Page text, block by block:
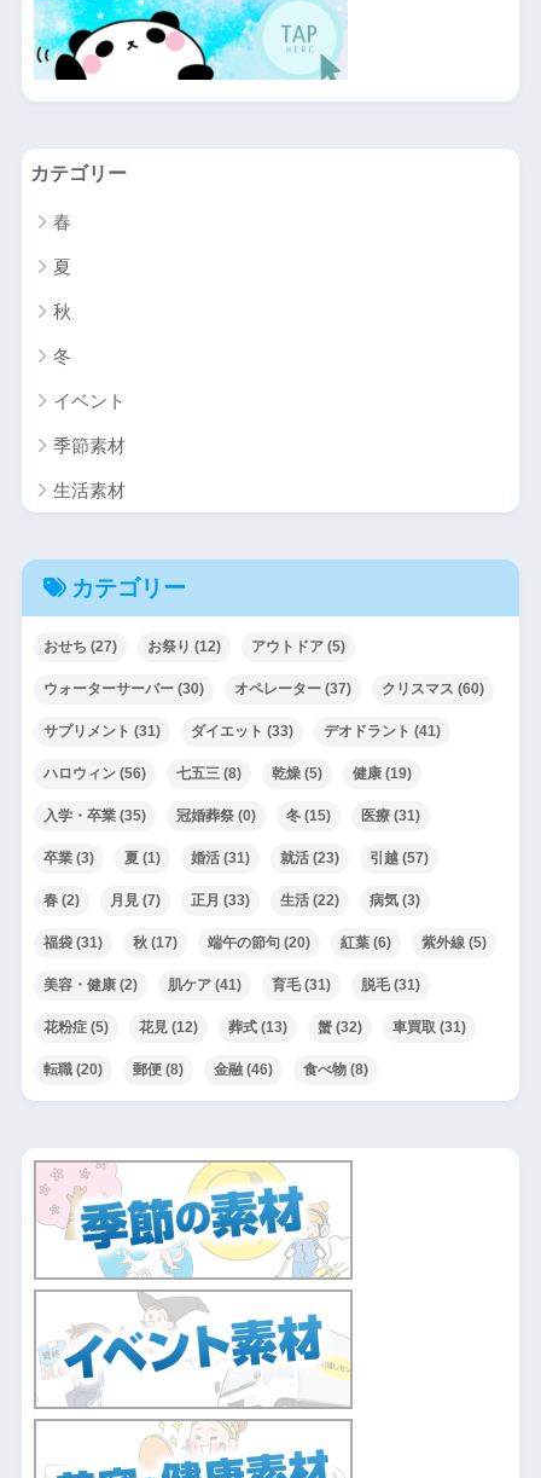
カテゴリー
春
夏
秋
冬
イベント
季節素材
生活素材
カテゴリー
おせち (27) お祭り (12) アウトドア(5)
ウォーターサーバー(30) オペレーター(37) クリスマス (60)
サプリメント (31) ダイエット (33) デオドラント (41)
ハロウィン(56) 七五三(8) 乾燥(5) 健康(19)
入学・卒業(35) 冠婚葬祭(0) 冬(15) 医療(31)
卒業(3) 夏 (1) 婚活(31) 就活(23) 引越(57)
春(2) 月見(7) 正月 (33) 生活(22) 病気(3)
福袋(31) 秋(17) 端午の節句(20) 紅葉(6) 紫外線(5)
美容・健康(2) 肌ケア(41) 育毛(31) 脱毛(31)
花粉症(5) 花見(12) 葬式(13) 蟹(32) 車買取 (31)
転職(20) 郵便(8) 金融(46) 食べ物(8)